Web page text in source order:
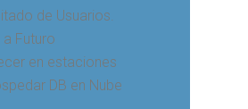
de Usuarios.
Futuro
en estaciones
DB en Nube